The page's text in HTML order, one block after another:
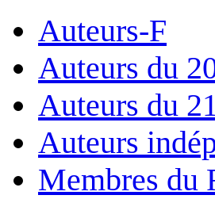
Auteurs-F
Auteurs du
Auteurs du
Auteurs
Membres du